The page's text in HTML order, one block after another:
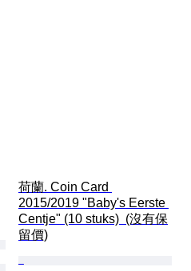
荷蘭. Coin Card
2015/2019 "Baby's Eerste
Centje" (10 stuks)  (沒有保
留價)